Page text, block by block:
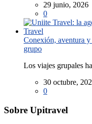
29 junio, 2026
0
Conexión, aventura
grupo
Los viajes grupales
30 octubre,
0
Sobre Upitravel